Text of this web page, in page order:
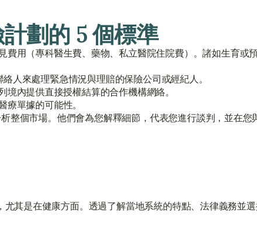
劃的 5 個標準
費用（專科醫生費、藥物、私立醫院住院費）。諸如生育或
人來處理緊急情況與理賠的保險公司或經紀人。
內提供直接授權結算的合作機構網絡。
療單據的可能性。
整個市場。他們會為您解釋細節，代表您進行談判，並在您
其是在健康方面。透過了解當地系統的特點、法律義務並